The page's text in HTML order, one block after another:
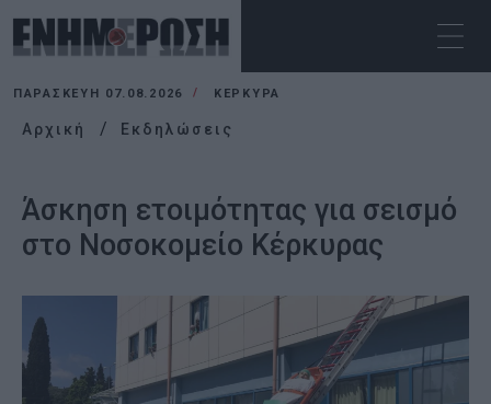
ΠΑΡΑΣΚΕΥΉ 07.08.2026 ΚΕΡΚΥΡΑ
Αρχική Εκδηλώσεις
Άσκηση ετοιμότητας για σεισμό
στο Νοσοκομείο Κέρκυρας